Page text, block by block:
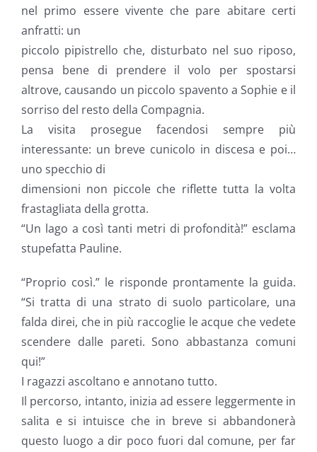
nel primo essere vivente che pare abitare certi
anfratti: un
piccolo pipistrello che, disturbato nel suo riposo,
pensa bene di prendere il volo per spostarsi
altrove, causando un piccolo spavento a Sophie e il
sorriso del resto della Compagnia.
La visita prosegue facendosi sempre più
interessante: un breve cunicolo in discesa e poi…
uno specchio di
dimensioni non piccole che riflette tutta la volta
frastagliata della grotta.
“Un lago a così tanti metri di profondità!” esclama
stupefatta Pauline.
“Proprio così.” le risponde prontamente la guida.
“Si tratta di una strato di suolo particolare, una
falda direi, che in più raccoglie le acque che vedete
scendere dalle pareti. Sono abbastanza comuni
qui!”
I ragazzi ascoltano e annotano tutto.
Il percorso, intanto, inizia ad essere leggermente in
salita e si intuisce che in breve si abbandonerà
questo luogo a dir poco fuori dal comune, per far